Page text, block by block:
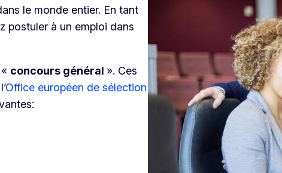
le monde entier. En tant
postuler à un emploi dans
concours général ». Ces
Office européen de sélection